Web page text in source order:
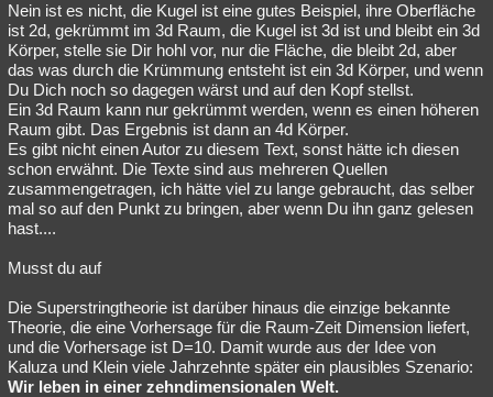
Nein ist es nicht, die Kugel ist eine gutes Beispiel, ihre Oberfläche
ist 2d, gekrümmt im 3d Raum, die Kugel ist 3d ist und bleibt ein 3d
Körper, stelle sie Dir hohl vor, nur die Fläche, die bleibt 2d, aber
das was durch die Krümmung entsteht ist ein 3d Körper, und wenn
Du Dich noch so dagegen wärst und auf den Kopf stellst.
Ein 3d Raum kann nur gekrümmt werden, wenn es einen höheren
Raum gibt. Das Ergebnis ist dann an 4d Körper.
Es gibt nicht einen Autor zu diesem Text, sonst hätte ich diesen
schon erwähnt. Die Texte sind aus mehreren Quellen
zusammengetragen, ich hätte viel zu lange gebraucht, das selber
mal so auf den Punkt zu bringen, aber wenn Du ihn ganz gelesen
hast....
Musst du auf
Die Superstringtheorie ist darüber hinaus die einzige bekannte
Theorie, die eine Vorhersage für die Raum-Zeit Dimension liefert,
und die Vorhersage ist D=10. Damit wurde aus der Idee von
Kaluza und Klein viele Jahrzehnte später ein plausibles Szenario:
Wir leben in einer zehndimensionalen Welt.